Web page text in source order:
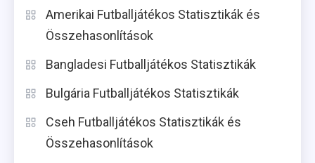
Amerikai Futballjátékos Statisztikák és
Összehasonlítások
Bangladesi Futballjátékos Statisztikák
Bulgária Futballjátékos Statisztikák
Cseh Futballjátékos Statisztikák és
Összehasonlítások